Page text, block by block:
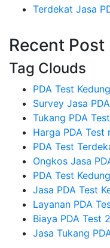
Terdekat Jasa
Recent Post
Tag Clouds
PDA Test
Survey Jasa
Tukang PDA
Harga PDA Test
PDA Test
Ongkos Jasa
PDA Test
Jasa PDA Test
Layanan PDA
Biaya PDA Test
Jasa Tukang